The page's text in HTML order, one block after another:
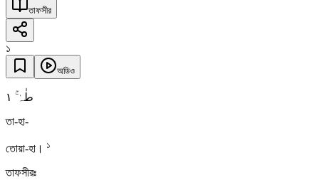
তাফসীর
১
অডিও
طٰہٰ ۚ ١
তা-হা-
তোয়া-হা। ১
তাফসীরঃ